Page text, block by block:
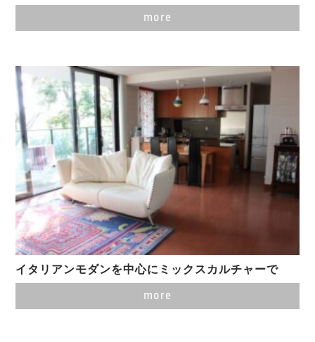
more
イタリアンモダンを中心にミックスカルチャーで
more